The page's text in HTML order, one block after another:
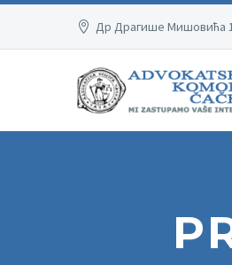
Др Драгише Мишовића